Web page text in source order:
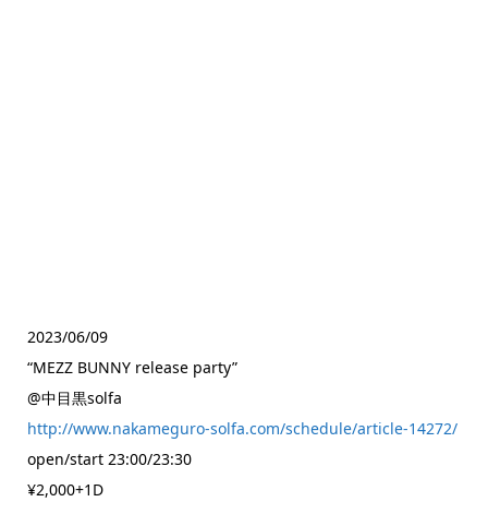
2023/06/09
“MEZZ BUNNY release party”
@中目黒solfa
http://www.nakameguro-solfa.com/schedule/article-14272/
open/start 23:00/23:30
¥2,000+1D